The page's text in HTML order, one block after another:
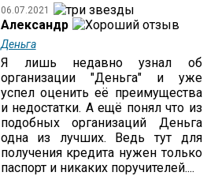
06.07.2021
Александр
Деньга
Я лишь недавно узнал об
организации "Деньга" и уже
успел оценить её преимущества
и недостатки. А ещё понял что из
подобных организаций Деньга
одна из лучших. Ведь тут для
получения кредита нужен только
паспорт и никаких поручителей....